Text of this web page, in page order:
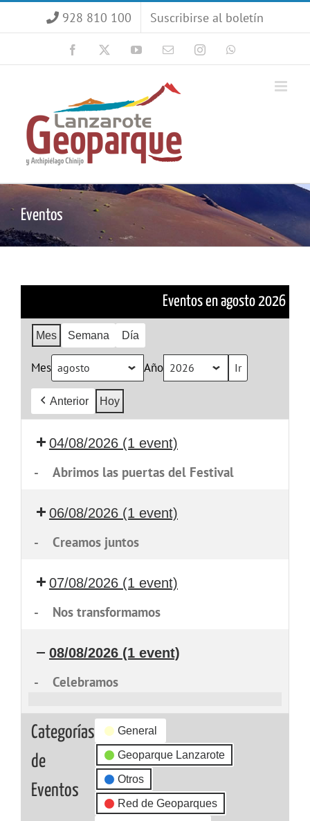
928 810 100 Suscribirse al boletín
Facebook YouTubeCorreoInstagram
Eventos
Eventos en agosto 2026
Mes Semana Día
Mes Año
Anterior Hoy
04/08/2026 (1 event)
- Abrimos las puertas del Festival
06/08/2026 (1 event)
- Creamos juntos
07/08/2026 (1 event)
- Nos transformamos
08/08/2026 (1 event)
- Celebramos
Categorías
de
Eventos
General
Geoparque Lanzarote
Otros
Red de Geoparques